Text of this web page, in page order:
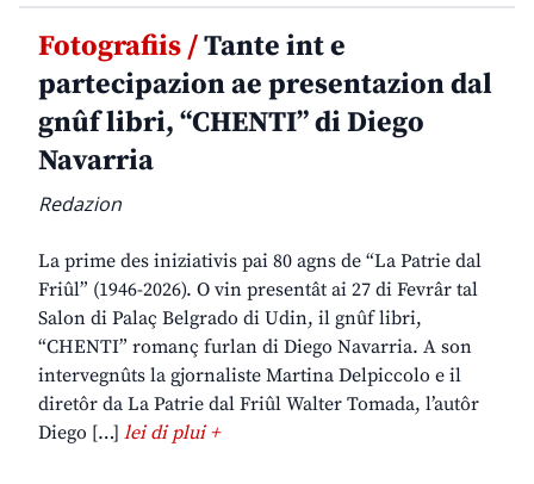
Fotografiis /Tante int e
partecipazion ae presentazion dal
gnûf libri, “CHENTI” di Diego
Navarria
Redazion
La prime des iniziativis pai 80 agns de “La Patrie dal
Friûl” (1946-2026). O vin presentât ai 27 di Fevrâr tal
Salon di Palaç Belgrado di Udin, il gnûf libri,
“CHENTI” romanç furlan di Diego Navarria. A son
intervegnûts la gjornaliste Martina Delpiccolo e il
diretôr da La Patrie dal Friûl Walter Tomada, l’autôr
Diego […] lei di plui +